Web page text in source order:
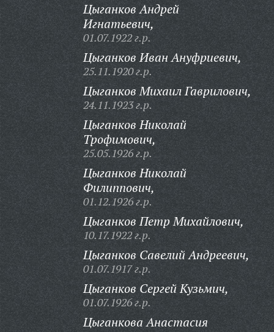
Цыганков Андрей
Игнатьевич,
01.07.1922 г.р.
Цыганков Иван Ануфриевич,
25.11.1920 г.р.
Цыганков Михаил Гаврилович,
24.11.1923 г.р.
Цыганков Николай
Трофимович,
25.05.1926 г.р.
Цыганков Николай
Филиппович,
01.12.1926 г.р.
Цыганков Петр Михайлович,
10.17.1922 г.р.
Цыганков Савелий Андреевич,
01.07.1917 г.р.
Цыганков Сергей Кузьмич,
01.07.1926 г.р.
Цыганкова Анастасия